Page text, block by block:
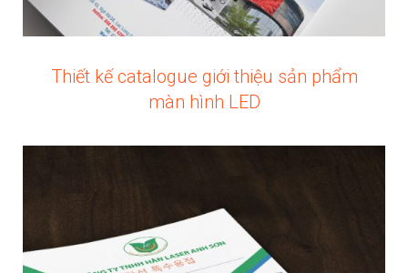
Thiết kế catalogue giới thiệu sản phẩm
màn hình LED